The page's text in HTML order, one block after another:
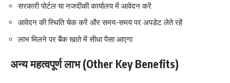
सरकारी पोर्टल या नजदीकी कार्यालय में आवेदन करें
आवेदन की स्थिति चेक करें और समय-समय पर अपडेट लेते रहें
लाभ मिलने पर बैंक खाते में सीधा पैसा आएगा
अन्य महत्वपूर्ण लाभ (Other Key Benefits)